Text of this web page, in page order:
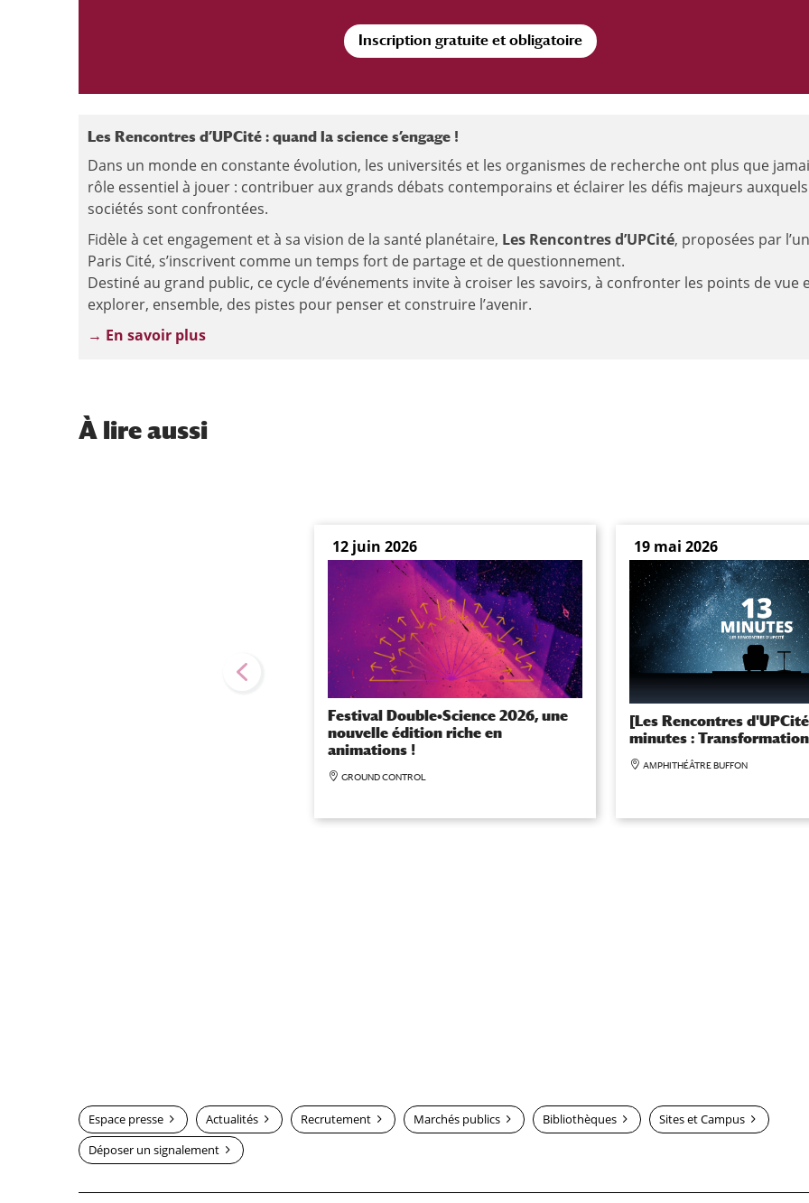
Inscription gratuite et obligatoire
Les Rencontres d’UPCité : quand la science s’engage !
Dans un monde en constante évolution, les universités et les organismes de recherche ont plus que
rôle essentiel à jouer : contribuer aux grands débats contemporains et éclairer les défis majeurs
sociétés sont confrontées.
Fidèle à cet engagement et à sa vision de la santé planétaire, Les Rencontres d’UPCité, proposées par
Paris Cité, s’inscrivent comme un temps fort de partage et de questionnement.
Destiné au grand public, ce cycle d’événements invite à croiser les savoirs, à confronter les points de vue
explorer, ensemble, des pistes pour penser et construire l’avenir.
→ En savoir plus
À lire aussi
12 juin 2026
Festival Double•Science 2026, une
nouvelle édition riche en
animations !
GROUND CONTROL
19 mai 2026
[Les Rencontres
minutes :
AMPHITHÉÂTRE BUFFON
Espace presse Actualités Recrutement Marchés publics Bibliothèques
Sites et Campus
Déposer un signalement